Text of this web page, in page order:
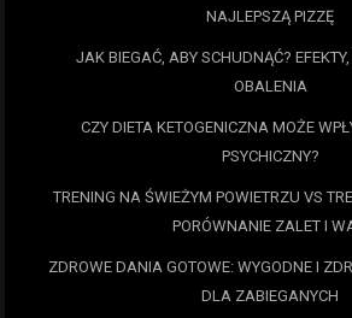
NAJLEPSZĄ PIZZĘ
JAK BIEGAĆ, ABY SCHUDNĄĆ?
OBALENIA
CZY DIETA KETOGENICZNA MOŻE
PSYCHICZNY?
TRENING NA ŚWIEŻYM POWIETRZU VS
PORÓWNANIE ZALET I
ZDROWE DANIA GOTOWE: WYGODNE I
DLA ZABIEGANYCH